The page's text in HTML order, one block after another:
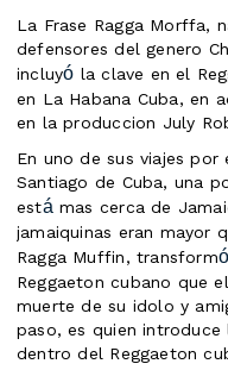
La Frase Ragga Morffa,
defensores del genero
incluyó la clave en el
en La Habana Cuba, en
en la produccion July
En uno de sus viajes
Santiago de Cuba, una
está mas cerca de
jamaiquinas eran mayor
Ragga Muffin, transformó
Reggaeton cubano que
muerte de su idolo y
paso, es quien
dentro del Reggaeton